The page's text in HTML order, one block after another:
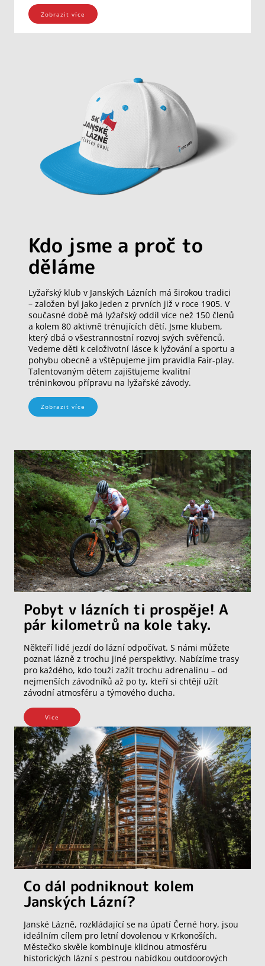
Zobrazit více
Kdo jsme a proč to
děláme
Lyžařský klub v Janských Lázních má širokou tradici
– založen byl jako jeden z prvních již v roce 1905. V
současné době má lyžařský oddíl více než 150 členů
a kolem 80 aktivně trénujících dětí. Jsme klubem,
který dbá o všestrannostní rozvoj svých svěřenců.
Vedeme děti k celoživotní lásce k lyžování a sportu a
pohybu obecně a vštěpujeme jim pravidla Fair-play.
Talentovaným dětem zajišťujeme kvalitní
tréninkovou přípravu na lyžařské závody.
Zobrazit více
Pobyt v lázních ti prospěje! A
pár kilometrů na kole taky.
Někteří lidé jezdí do lázní odpočívat. S námi můžete
poznat lázně z trochu jiné perspektivy. Nabízíme trasy
pro každého, kdo touží zažít trochu adrenalinu – od
nejmenších závodníků až po ty, kteří si chtějí užít
závodní atmosféru a týmového ducha.
Vice
Co dál podniknout kolem
Janských Lázní?
Janské Lázně, rozkládající se na úpatí Černé hory, jsou
ideálním cílem pro letní dovolenou v Krkonoších.
Městečko skvěle kombinuje klidnou atmosféru
historických lázní s pestrou nabídkou outdoorových